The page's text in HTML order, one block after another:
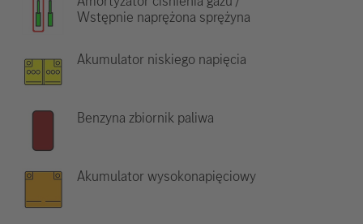
Wstępnie naprężona sprężyna
Akumulator niskiego napięcia
Benzyna zbiornik paliwa
Akumulator wysokonapięciowy